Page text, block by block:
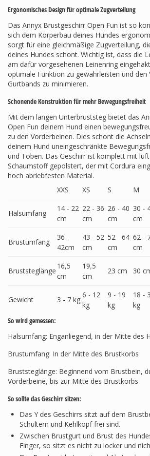
Ergonomisches Design für optimale Zugverteilung
Das Annyx Brustgeschirr Open Fun ist so
sich dem Körperbau deines Hundes
sorgt für eine gleichmäßige Zugverteilung,
deines Hundes schont. Wichtig ist, dass die
am dafür vorgesehenen Leinenring
optimale Funktion zu gewährleisten und den
Gurtbands zu minimieren.
Schonende Konstruktion für mehr Bewegungsfreiheit
Mit dem langen Unterbruststeg bietet das
Open Fun deinem Hund einen
zu den Vorderbeinen. Dies schont die
deinem Hund uneingeschränkte
und Toben. Das Geschirr ist komplett mit
Schaumstoff gepolstert, der mit Cordura
hoch abriebfesten Material.
XXS
XS S M
Halsumfang
14 - 22
cm
22 - 36
cm
26 - 40
cm
30 -
cm
Brustumfang
36 -
42cm
43 - 52
cm
52 - 64
cm
62 -
cm
Bruststeglänge
16,5
cm
19,5
cm
23 cm 30
Gewicht 3 - 7 kg
6 - 12
kg
9 - 19
kg
18 -
kg
So wird gemessen:
Halsumfang: Enganliegend, in der Mitte des
Brustumfang: In der Mitte des Brustkorbs
Bruststeglänge: Beginnend vom Brustbein,
Vorderbeine, bis zur Mitte des Brustkorbs
So sollte das Geschirr sitzen:
Das Y des Geschirrs sitzt auf dem
Schultern und Kehlkopf frei sind.
Zwischen Brustgurt und Brust des
Finger, so sitzt es nicht zu locker und